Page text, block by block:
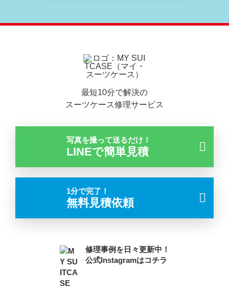
最短10分で解決の
スーツケース修理サービス
写真を撮って送るだけ！
LINEで簡単見積
1分で完了！
無料見積依頼
修理事例を日々更新中！
公式Instagramはコチラ